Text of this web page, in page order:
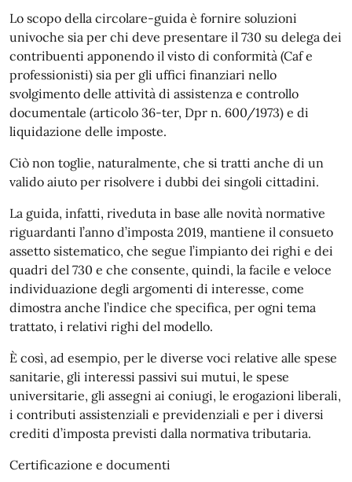
Lo scopo della circolare-guida è fornire soluzioni
univoche sia per chi deve presentare il 730 su delega dei
contribuenti apponendo il visto di conformità (Caf e
professionisti) sia per gli uffici finanziari nello
svolgimento delle attività di assistenza e controllo
documentale (articolo 36-ter, Dpr n. 600/1973) e di
liquidazione delle imposte.
Ciò non toglie, naturalmente, che si tratti anche di un
valido aiuto per risolvere i dubbi dei singoli cittadini.
La guida, infatti, riveduta in base alle novità normative
riguardanti l’anno d’imposta 2019, mantiene il consueto
assetto sistematico, che segue l’impianto dei righi e dei
quadri del 730 e che consente, quindi, la facile e veloce
individuazione degli argomenti di interesse, come
dimostra anche l’indice che specifica, per ogni tema
trattato, i relativi righi del modello.
È così, ad esempio, per le diverse voci relative alle spese
sanitarie, gli interessi passivi sui mutui, le spese
universitarie, gli assegni ai coniugi, le erogazioni liberali,
i contributi assistenziali e previdenziali e per i diversi
crediti d’imposta previsti dalla normativa tributaria.
Certificazione e documenti